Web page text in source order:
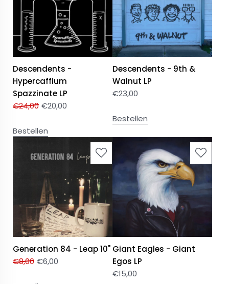
Descendents -
Hypercaffium
Spazzinate LP
€24,00 €20,00
Bestellen
Descendents - 9th &
Walnut LP
€23,00
Bestellen
Generation 84 - Leap 10"
€8,00 €6,00
Giant Eagles - Giant
Egos LP
€15,00